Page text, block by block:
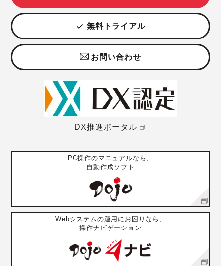
無料トライアル
お問い合わせ
DX推進ポータル
PC操作のマニュアルなら、
自動作成ソフト
Webシステムの運用にお困りなら、
操作ナビゲーション